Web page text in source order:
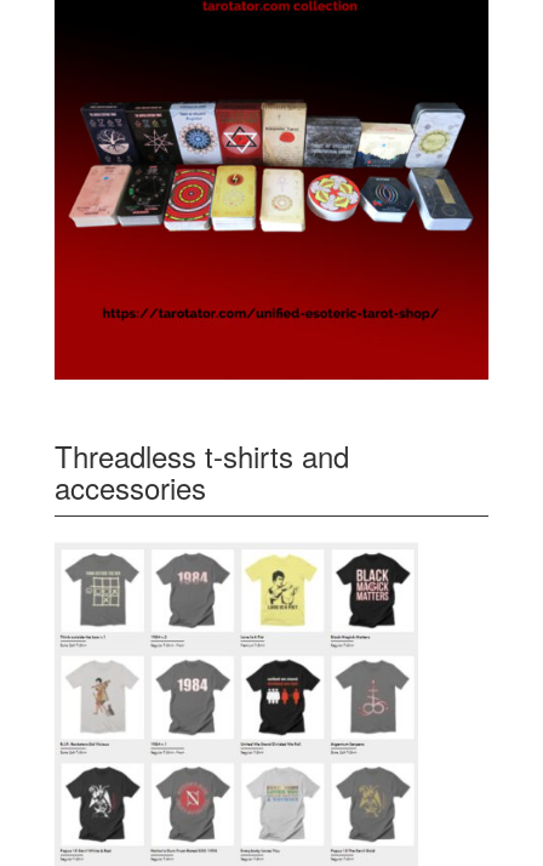
Threadless t-shirts and
accessories